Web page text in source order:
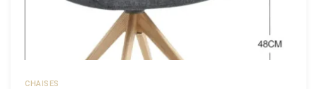
CHAISES